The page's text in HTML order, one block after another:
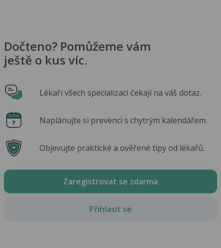
Dočteno? Pomůžeme vám
ještě o kus víc.
Lékaři všech specializací čekají na váš dotaz.
Naplánujte si prevenci s chytrým kalendářem.
Objevujte praktické a ověřené tipy od lékařů.
Zaregistrovat se zdarma
Přihlásit se